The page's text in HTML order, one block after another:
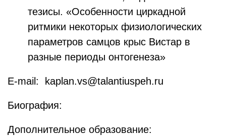
тезисы. «Особенности циркадной
ритмики некоторых физиологических
параметров самцов крыс Вистар в
разные периоды онтогенеза»
E-mail: kaplan.vs@talantiuspeh.ru
Биография:
Дополнительное образование: